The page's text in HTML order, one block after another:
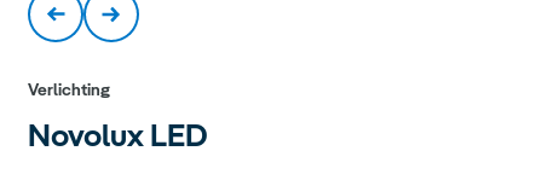
Verlichting
NovoluxLED